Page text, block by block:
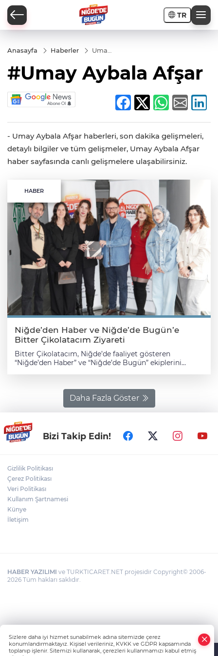
TR
Anasayfa Haberler
Umay
#Umay Aybala Afşar
- Umay Aybala Afşar haberleri, son dakika gelişmeleri,
detaylı bilgiler ve tüm gelişmeler, Umay Aybala Afşar
haber sayfasında canlı gelişmelere ulaşabilirsiniz.
HABER
Niğde’den Haber ve Niğde’de Bugün’e
Bitter Çikolatacım Ziyareti
Bitter Çikolatacım, Niğde’de faaliyet gösteren
“Niğde’den Haber” ve “Niğde’de Bugün” ekiplerini
değerlendirmelerde bulunuldu. Ziyarete Bitter
Çikolatacım Marka Yöneticisi Dilara Yazıgöl ile Amber
Restaurant Pazarlama Müdürü Dilan Çekli katıldı.
imtiyaz sahibi Avukat Özgür Hakan Bilgili, Genel Yayın
Yönetmeni Çağlar Tuncer, Editör Umay Aybala Afşar ile
muhabirler Kübra Kargıdan ve Gülsüm Çifçibaşı hazır
dünyasıyla kurulabilecek iş birlikleri üzerine fikir
alışverişi yapıldı.
Daha Fazla Göster
Bizi Takip Edin!
Gizlilik Politikası
Çerez Politikası
Veri Politikası
Kullanım Şartnamesi
Künye
İletişim
HABER YAZILIMI ve TURKTICARET.NET projesidir Copyright© 2006-
2026 Tüm hakları saklıdır.
Sizlere daha iyi hizmet sunabilmek adına sitemizde çerez
konumlandırmaktayız. Kişisel verileriniz, KVKK ve GDPR kapsamında
toplanıp işlenir. Sitemizi kullanarak, çerezleri kullanmamızı kabul etmiş